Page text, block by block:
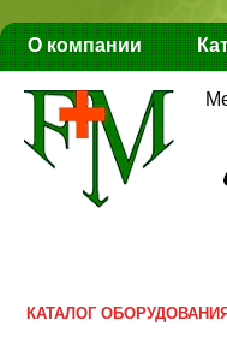
О компании
КАТАЛОГ ОБОРУДОВАНИЯ